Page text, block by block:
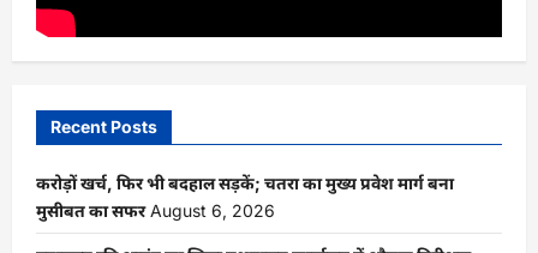
Recent Posts
करोड़ों खर्च, फिर भी बदहाल सड़कें; चतरा का मुख्य प्रवेश मार्ग बना
मुसीबत का सफर August 6, 2026